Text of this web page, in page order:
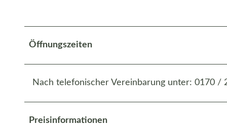
Öffnungszeiten
Nach telefonischer Vereinbarung unter: 0170 /
Preisinformationen